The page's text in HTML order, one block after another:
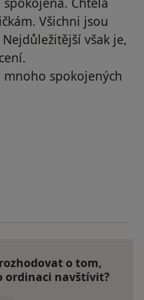
Všichni jsou
však je,
spokojených
Váš účet byl odstraněn
o tom,
ordinaci navštívit?